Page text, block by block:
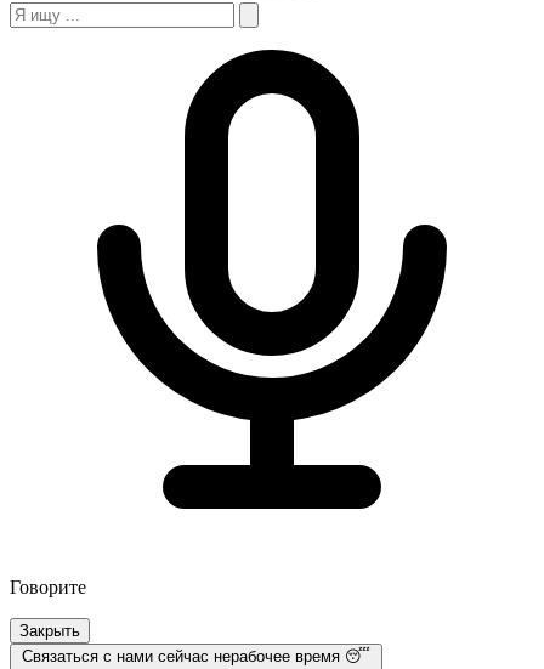
Говорите
Закрыть
Связаться с нами сейчас нерабочее время 😴